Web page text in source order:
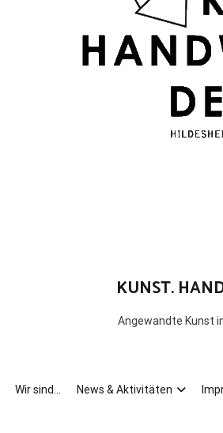
KUNST.
Angewandte Kunst
Wir sind… News & Aktivitäten